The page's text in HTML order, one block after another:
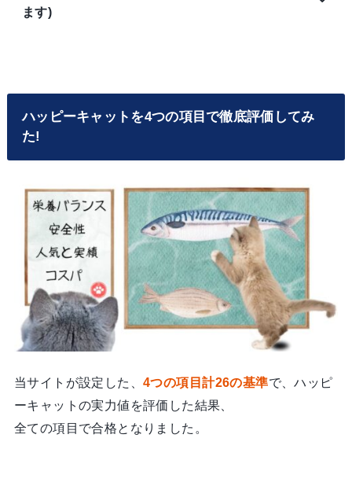
ます)
ハッピーキャットを4つの項目で徹底評価してみ
た!
当サイトが設定した、4つの項目計26の基準で、ハッピ
ーキャットの実力値を評価した結果、
全ての項目で合格となりました。